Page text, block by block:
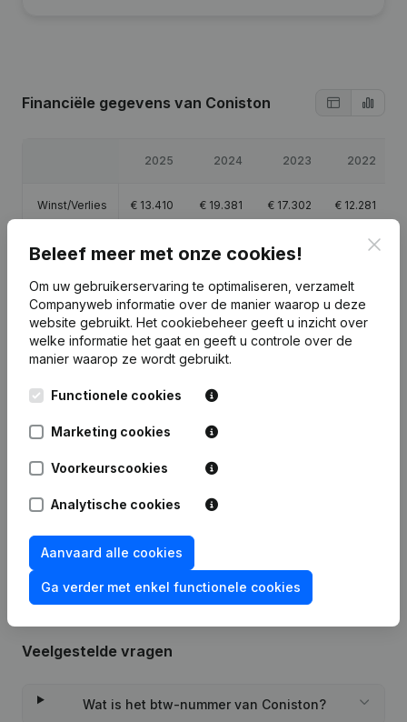
Financiële gegevens van Coniston
2025 2024 2023 2022
Winst/Verlies € 13.410 € 19.381 € 17.302 € 12.281
Eigen
vermogen
€ 16.410 €51.963 €32.582
Brutomarge €21.269 €26.838 € 39.359 €19.410
Datum Publicatie
Rubriek Oprichting (Nieuwe
enz...)
Veelgestelde vragen
Wat is het btw-nummer van Coniston?
Beleef meer met onze cookies!
Om uw gebruikerservaring te optimaliseren, verzamelt
Companyweb informatie over de manier waarop u deze
website gebruikt. Het cookiebeheer geeft u inzicht over
welke informatie het gaat en geeft u controle over de
manier waarop ze wordt gebruikt.
Functionele cookies
Marketing cookies
Voorkeurscookies
Analytische cookies
Aanvaard alle cookies
Ga verder met enkel functionele cookies